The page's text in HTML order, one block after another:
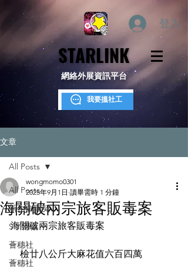
登入
STARLINK
STARLINK
網絡外展資訊平台
我要搵社工
文章
All Posts
新生命團契
S.Y.部落
薈穗社
薈穗社
All Posts
海關破兩宗旅客販毒案
wongmomo0301
2025年9月1日 讀畢需時 1 分鐘
海關破兩宗旅客販毒案
檢廿八公斤大麻花值六百四萬